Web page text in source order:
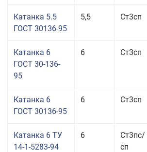
Катанка 5.5
ГОСТ 30136-95
5,5 Ст3сп
Катанка 6
ГОСТ 30-136-
95
6 Ст3сп
Катанка 6
ГОСТ 30136-95
6 Ст3сп
Катанка 6 ТУ
14-1-5283-94
6
Ст3пс/
сп